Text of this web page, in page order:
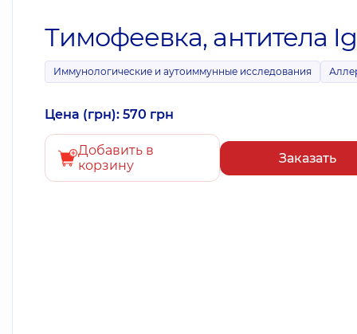
Тимофеевка, антитела
Иммунологические и аутоиммунные исследования
Цена (грн): 570 грн
Добавить в
корзину
Заказать